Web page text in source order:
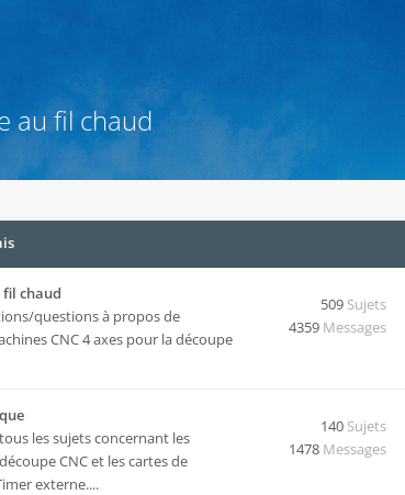
au fil chaud
fil chaud
questions à propos de
CNC 4 axes pour la découpe
509 Sujets
4359 Messages
les sujets concernant les
CNC et les cartes de
externe....
140 Sujets
1478 Messages